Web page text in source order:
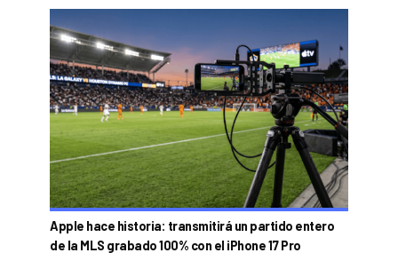
Apple hace historia: transmitirá un partido entero
de la MLS grabado 100% con el iPhone 17 Pro